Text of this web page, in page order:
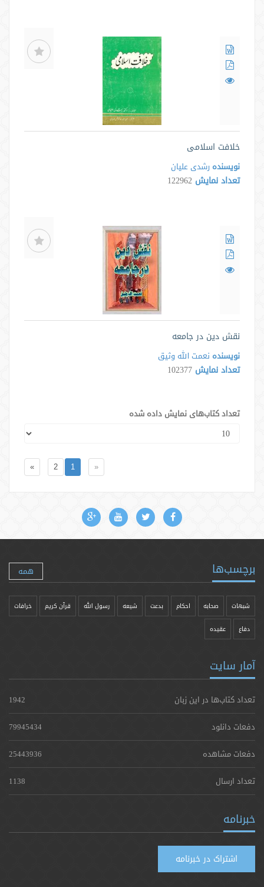
خلافت اسلامی
نویسنده رشدی علیان
تعداد نمایش 122962
نقش دین در جامعه
نویسنده نعمت الله وثیق
تعداد نمایش 102377
تعداد کتاب‌های نمایش داده شده
«
1
2
»
برچسب‌ها همه
شبهات صحابه احکام بدعت شیعه رسول الله قرآن کریم خرافات
دفاع عقیده
آمار سایت
تعداد کتاب‌ها در این زبان
1942
دفعات دانلود
79945434
دفعات مشاهده
25443936
تعداد ارسال
1138
خبرنامه
اشتراک در خبرنامه